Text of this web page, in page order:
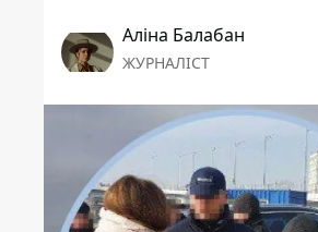
Аліна Балабан
ЖУРНАЛІСТ